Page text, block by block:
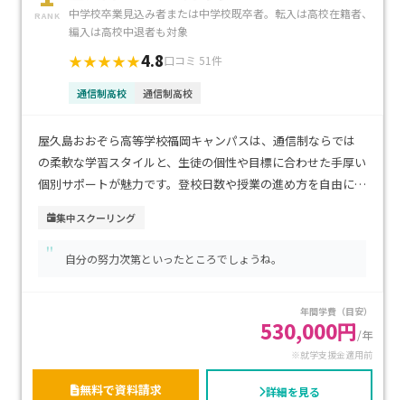
RANK
中学校卒業見込み者または中学校既卒者。転入は高校在籍者、
編入は高校中退者も対象
★★★★★4.8口コミ 51件
通信制高校 通信制高校
屋久島おおぞら高等学校福岡キャンパスは、通信制ならでは
の柔軟な学習スタイルと、生徒の個性や目標に合わせた手厚い
個別サポートが魅力です。登校日数や授業の進め方を自由に選
びたい方にも安心です。博多駅や天神駅からアクセスしやすい
都市型の立地で、通学の利便性も高い環境です。学費は通信制
高校として比較的抑えられており、経済的にも続けやすいのが
集中スクーリング
" 自分の努力次第といったところでしょうね。
年間学費（目安）
530,000円/年
※就学支援金適用前
無料で資料請求 詳細を見る